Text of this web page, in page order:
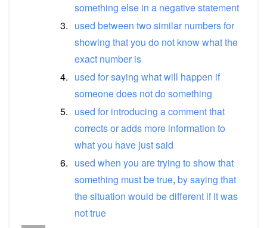
something else in a negativestatement
3. used between two similar numbersfor
showing thatyou do not knowwhatthe
exact number is
4. used forsaying whatwill happen if
someonedoes notdo something
5. used for introducing acommentthat
correctsoradds more information to
whatyou have justsaid
6. used when you aretrying to showthat
something mustbetrue, bysaying that
thesituation would bedifferent if itwas
nottrue